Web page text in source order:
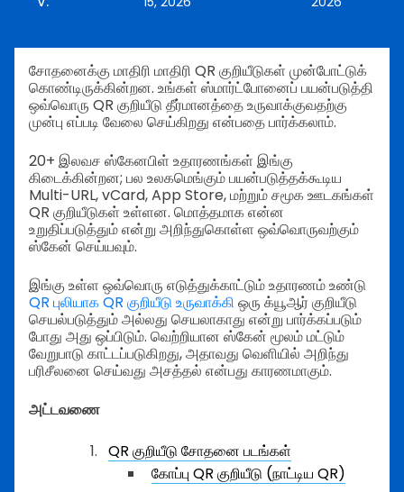
சோதனைக்கு மாதிரி மாதிரி QR குறியீடுகள் முன்போட்டுக்
கொண்டிருக்கின்றன. உங்கள் ஸ்மார்ட்போனைப் பயன்படுத்தி
ஒவ்வொரு QR குறியீடு தீர்மானத்தை உருவாக்குவதற்கு
முன்பு எப்படி வேலை செய்கிறது என்பதை பார்க்கலாம்.
20+ இலவச ஸ்கேனபிள் உதாரணங்கள் இங்கு
கிடைக்கின்றன; பல உலகமெங்கும் பயன்படுத்தக்கூடிய
Multi-URL, vCard, App Store, மற்றும் சமூக ஊடகங்கள்
QR குறியீடுகள் உள்ளன. மொத்தமாக என்ன
உறுதிப்படுத்தும் என்று அறிந்துகொள்ள ஒவ்வொருவற்கும்
ஸ்கேன் செய்யவும்.
இங்கு உள்ள ஒவ்வொரு எடுத்துக்காட்டும் உதாரணம் உண்டு
QR புலியாக QR குறியீடு உருவாக்கி ஒரு க்யூஆர் குறியீடு
செயல்படுத்தும் அல்லது செயலாகாது என்று பார்க்கப்படும்
போது அது ஒப்பிடும். வெற்றியான ஸ்கேன் மூலம் மட்டும்
வேறுபாடு காட்டப்படுகிறது, அதாவது வெளியில் அறிந்து
பரிசீலனை செய்வது அசத்தல் என்பது காரணமாகும்.
அட்டவணை
QR குறியீடு சோதனை படங்கள்
கோப்பு QR குறியீடு (நாட்டிய QR)